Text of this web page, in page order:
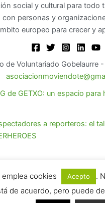
social y cultural para todo
con personas y
europeo para crecer y
de Voluntariado Gobelaurre
de GETXO: un espacio
a reporteros: el
emplea cookies Acepto
.
de acuerdo, pero puede